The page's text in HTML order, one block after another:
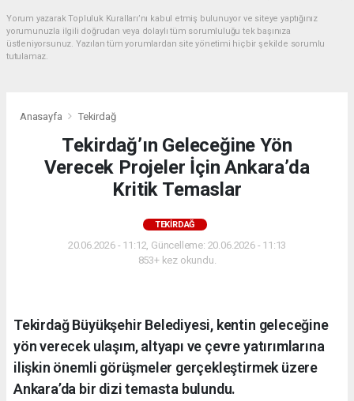
Yorum yazarak Topluluk Kuralları’nı kabul etmiş bulunuyor ve siteye yaptığınız
yorumunuzla ilgili doğrudan veya dolaylı tüm sorumluluğu tek başınıza
üstleniyorsunuz. Yazılan tüm yorumlardan site yönetimi hiçbir şekilde sorumlu
tutulamaz.
Anasayfa Tekirdağ
Tekirdağ’ın Geleceğine Yön
Verecek Projeler İçin Ankara’da
Kritik Temaslar
TEKIRDAĞ
20.06.2026 - 11:12, Güncelleme: 20.06.2026 - 11:13
853+ kez okundu.
Tekirdağ Büyükşehir Belediyesi, kentin geleceğine
yön verecek ulaşım, altyapı ve çevre yatırımlarına
ilişkin önemli görüşmeler gerçekleştirmek üzere
Ankara’da bir dizi temasta bulundu.